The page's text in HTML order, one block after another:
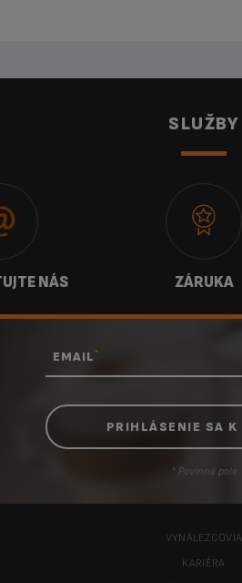
SLUŽBY
NÁS ZÁRUKA
EMAIL*
* Povinné pole
VYNÁLEZCOVIA
KARIÉRA